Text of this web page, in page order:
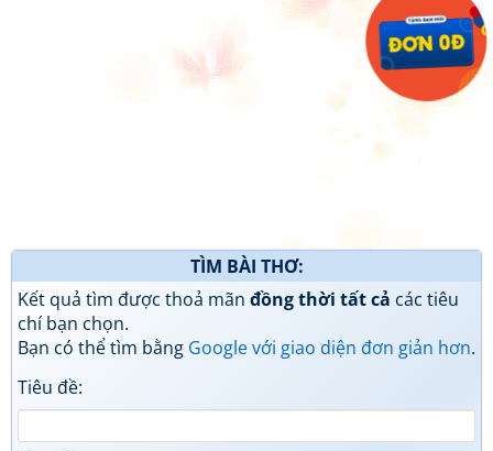
TÌM BÀI THƠ:
Kết quả tìm được thoả mãn đồng thời tất cả các tiêu
chí bạn chọn.
Bạn có thể tìm bằng Google với giao diện đơn giản hơn.
Tiêu đề: